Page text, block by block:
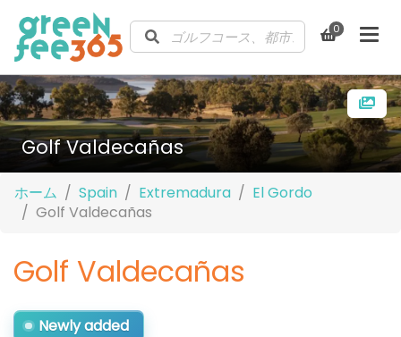
0
Golf Valdecañas
ホーム Spain Extremadura
El Gordo
Golf Valdecañas
Golf Valdecañas
Newly added